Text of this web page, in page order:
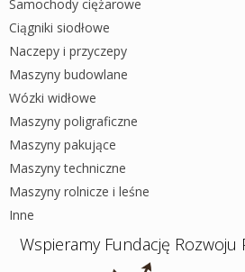
Samochody ciężarowe
Ciągniki siodłowe
Naczepy i przyczepy
Maszyny budowlane
Wózki widłowe
Maszyny poligraficzne
Maszyny pakujące
Maszyny techniczne
Maszyny rolnicze i leśne
Inne
Wspieramy Fundację Rozwoju